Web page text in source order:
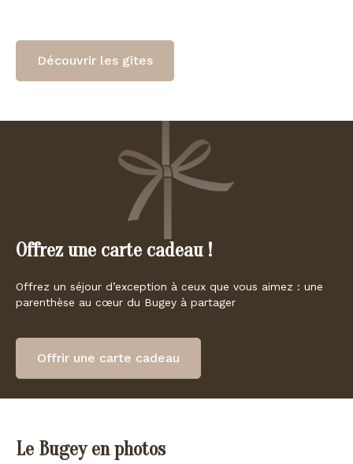
Découvrir les gîtes
Offrez une carte cadeau !
Offrez un séjour d’exception à ceux que vous aimez : une
parenthèse au cœur du Bugey à partager
Offrir une carte cadeau
Le Bugey en photos